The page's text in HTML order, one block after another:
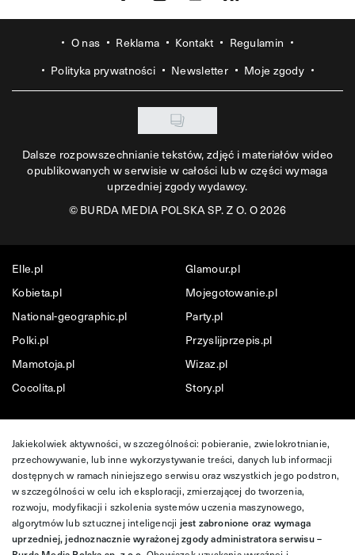
O nas Reklama Kontakt
Regulamin
Polityka prywatności
Newsletter Moje zgody
Dalsze rozpowszechnianie tekstów, zdjęć i materiałów wideo
opublikowanych w serwisie w całości lub w części wymaga
uprzedniej zgody wydawcy.
©BURDA MEDIA POLSKA SP. Z O. O 2026
Elle.pl
Glamour.pl
Kobieta.pl
Mojegotowanie.pl
National-geographic.pl
Party.pl
Polki.pl
Przyslijprzepis.pl
Mamotoja.pl
Wizaz.pl
Cocolita.pl
Story.pl
Jakiekolwiek aktywności, w szczególności: pobieranie, zwielokrotnianie,
przechowywanie, lub inne wykorzystywanie treści, danych lub informacji
dostępnych w ramach niniejszego serwisu oraz wszystkich jego podstron,
w szczególności w celu ich eksploracji, zmierzającej do tworzenia,
rozwoju, modyfikacji i szkolenia systemów uczenia maszynowego,
algorytmów lub sztucznej inteligencji jest zabronione oraz wymaga
uprzedniej, jednoznacznie wyrażonej zgody administratora serwisu –